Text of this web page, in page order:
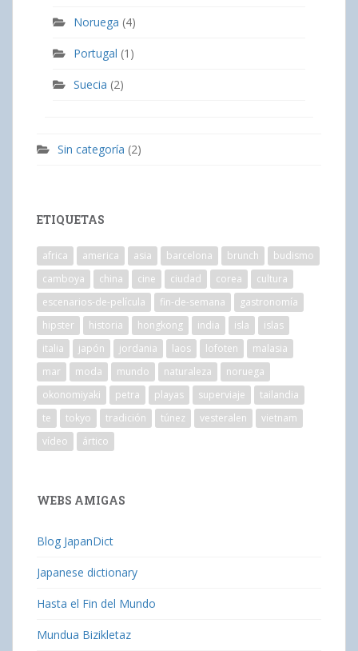
Noruega (4)
Portugal (1)
Suecia (2)
Sin categoría (2)
ETIQUETAS
africa america asia barcelona brunch
budismo
camboya
china cine ciudad corea
cultura
escenarios-de-película
fin-de-semana
gastronomía
hipster
historia hongkong india isla
islas
italia
japón jordania laos lofoten
malasia
mar
moda mundo naturaleza
noruega
okonomiyaki
petra playas superviaje
tailandia
te
tokyo tradición túnez vesteralen
vietnam
vídeo
ártico
WEBS AMIGAS
Blog JapanDict
Japanese dictionary
Hasta el Fin del Mundo
Mundua Bizikletaz